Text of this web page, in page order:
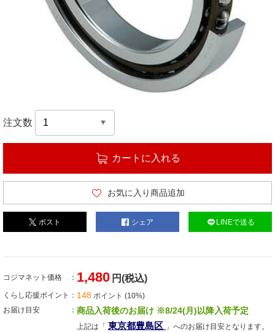
注文数
カートに入れる
お気に入り商品追加
ポスト シェア LINEで送る
コジマネット価格 1,480 円(税込)
くらし応援ポイント 148 ポイント (10%)
お届け目安
商品入荷後のお届け ※8/24(月)以降入荷予定
上記は「 東京都豊島区 」へのお届け目安となります。